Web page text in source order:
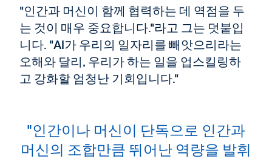
"인간과 머신이 함께 협력하는 데 역점을 두
는 것이 매우 중요합니다."라고 그는 덧붙입
니다. "AI가 우리의 일자리를 빼앗으리라는
오해와 달리, 우리가 하는 일을 업스킬링하
고 강화할 엄청난 기회입니다."
"인간이나 머신이 단독으로 인간과
머신의 조합만큼 뛰어난 역량을 발휘